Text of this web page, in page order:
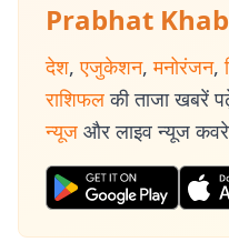
Prabhat
देश, एजुकेशन, मनोरंजन,
राशिफल की ताजा खबरें
न्यूज और लाइव न्यूज